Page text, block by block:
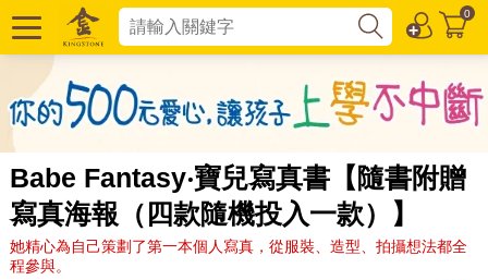
0
Babe Fantasy‧寶兒寫真書【隨書附贈
寫真海報（四款隨機投入一款）】
她精心為自己策劃了第一本個人寫真，從服裝、造型、拍攝想法都全
程參與。